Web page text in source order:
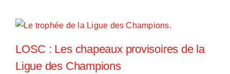
LOSC : Les chapeaux provisoires de la
Ligue des Champions